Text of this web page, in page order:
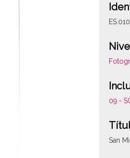
09.-
San